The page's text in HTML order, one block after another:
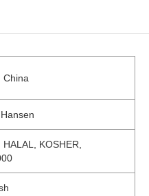
China
KOSHER,